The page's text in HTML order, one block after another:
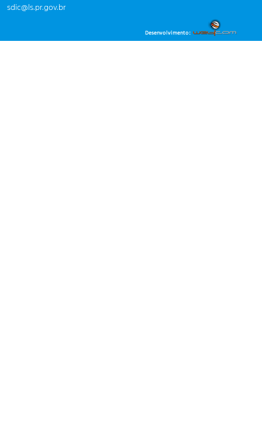
sdic@ls.pr.gov.br